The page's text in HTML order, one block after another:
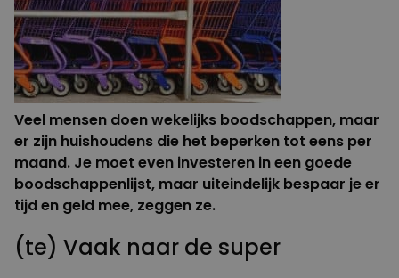
Veel mensen doen wekelijks boodschappen, maar
er zijn huishoudens die het beperken tot eens per
maand. Je moet even investeren in een goede
boodschappenlijst, maar uiteindelijk bespaar je er
tijd en geld mee, zeggen ze.
(te) Vaak naar de super